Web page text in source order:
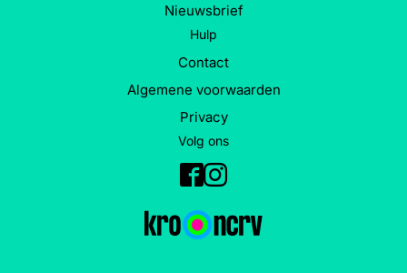
Nieuwsbrief
Hulp
Contact
Algemene voorwaarden
Privacy
Volg ons
Facebook
Instagram